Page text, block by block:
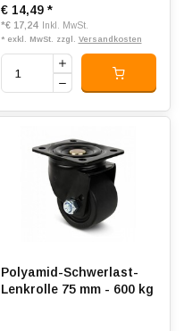
€ 14,49 *
*€ 17,24 Inkl. MwSt.
* exkl. MwSt. zzgl. Versandkosten
Polyamid-Schwerlast-
Lenkrolle 75 mm - 600 kg